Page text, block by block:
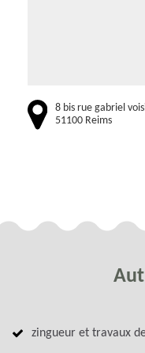
8 bis rue gabriel
51100 Reims
zingueur et travaux